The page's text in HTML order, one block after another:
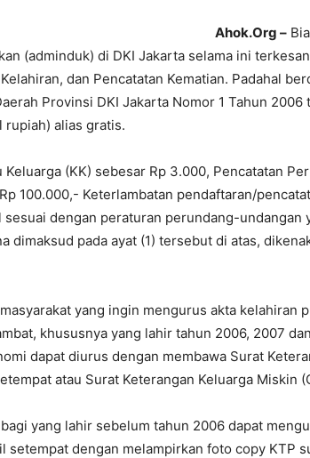
Ahok.Org –
(adminduk) di DKI Jakarta selama ini
dan Pencatatan Kematian. Padahal
Provinsi DKI Jakarta Nomor 1 Tahun
rupiah) alias gratis.
Keluarga (KK) sebesar Rp 3.000, Pencatatan
100.000,- Keterlambatan pendaftaran/
sesuai dengan peraturan perundang-
dimaksud pada ayat (1) tersebut di atas,
yang ingin mengurus akta kelahiran
khususnya yang lahir tahun 2006, 2007
dapat diurus dengan membawa Surat
atau Surat Keterangan Keluarga Miskin
yang lahir sebelum tahun 2006 dapat
setempat dengan melampirkan foto copy KTP